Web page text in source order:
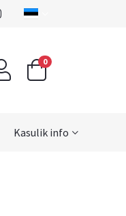
0
Kasulik info